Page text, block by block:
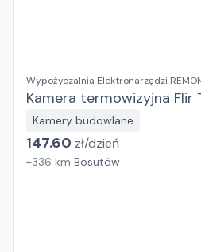
Wypożyczalnia Elektronarzędzi
Kamera termowizyjna Flir
Kamery budowlane
147.60 zł/dzień
+336 km Bosutów